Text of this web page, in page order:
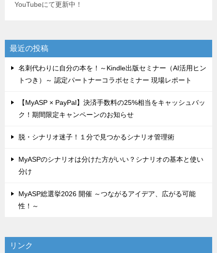
YouTubeにて更新中！
最近の投稿
名刺代わりに自分の本を！～Kindle出版セミナー（AI活用ヒン
トつき）～ 認定パートナーコラボセミナー 現場レポート
【MyASP × PayPal】決済手数料の25%相当をキャッシュバッ
ク！期間限定キャンペーンのお知らせ
脱・シナリオ迷子！１分で見つかるシナリオ管理術
MyASPのシナリオは分けた方がいい？シナリオの基本と使い
分け
MyASP総選挙2026 開催 ～つながるアイデア、広がる可能
性！～
リンク